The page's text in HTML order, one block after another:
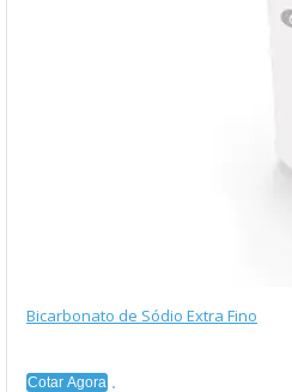
Bicarbonato de Sódio Extra Fino
Cotar Agora